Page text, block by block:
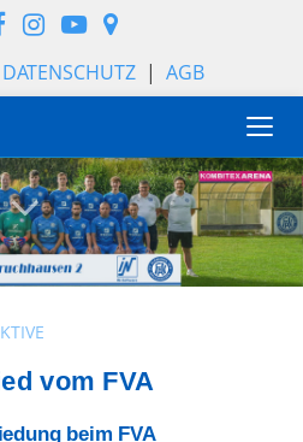
DATENSCHUTZ | AGB
vom FVA
beim FVA